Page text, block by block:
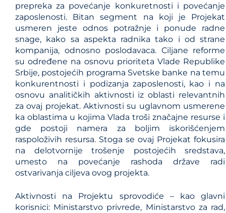
prepreka za povećanje konkuretnosti i povećanje
zaposlenosti. Bitan segment na koji je Projekat
usmeren jeste odnos potražnje i ponude radne
snage, kako sa aspekta radnika tako i od strane
kompanija, odnosno poslodavaca. Ciljane reforme
su određene na osnovu prioriteta Vlade Republike
Srbije, postojećih programa Svetske banke na temu
konkurentnosti i podizanja zaposlenosti, kao i na
osnovu analitičkih aktivnosti iz oblasti relevantnih
za ovaj projekat. Aktivnosti su uglavnom usmerene
ka oblastima u kojima Vlada troši značajne resurse i
gde postoji namera za boljim iskorišćenjem
raspoloživih resursa. Stoga se ovaj Projekat fokusira
na delotvornije trošenje postojećih sredstava,
umesto na povećanje rashoda države radi
ostvarivanja ciljeva ovog projekta.
Aktivnosti na Projektu sprovodiće – kao glavni
korisnici: Ministarstvo privrede, Ministarstvo za rad,